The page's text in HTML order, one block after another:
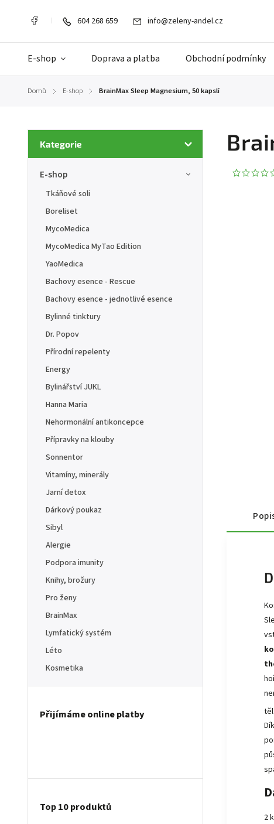
604 268 659 info@zeleny-andel.cz
E-shop Doprava a platba Obchodní podmínky
Domů / E-shop / BrainMax Sleep Magnesium, 50 kapslí
Kategorie
E-shop
Tkáňové soli
Boreliset
MycoMedica
MycoMedica MyTao Edition
YaoMedica
Bachovy esence - Rescue
Bachovy esence - jednotlivé esence
Bylinné tinktury
Dr. Popov
Přírodní repelenty
Energy
Bylinářství JUKL
Hanna Maria
Nehormonální antikoncepce
Přípravky na klouby
Sonnentor
Vitamíny, minerály
Jarní detox
Dárkový poukaz
Sibyl
Alergie
Podpora imunity
Knihy, brožury
Pro ženy
BrainMax
Lymfatický systém
Léto
Kosmetika
Přijímáme online platby
Top 10 produktů
2